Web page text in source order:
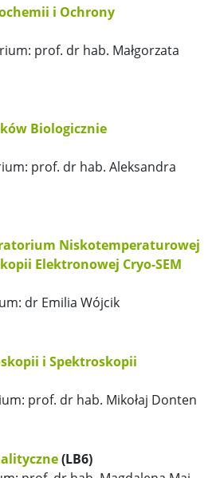
i Ochrony
prof. dr hab. Małgorzata
Biologicznie
prof. dr hab. Aleksandra
Niskotemperaturowej
Elektronowej Cryo-SEM
dr Emilia Wójcik
i Spektroskopii
prof. dr hab. Mikołaj Donten
(LB6)